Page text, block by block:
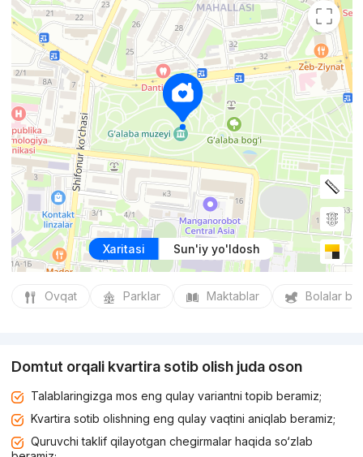
Xaritasi Sun'iy yo'ldosh
Ovqat Parklar Maktablar Bolalar
Domtut orqali kvartira sotib olish juda oson
Talablaringizga mos eng qulay variantni topib beramiz;
Kvartira sotib olishning eng qulay vaqtini aniqlab beramiz;
Quruvchi taklif qilayotgan chegirmalar haqida so‘zlab